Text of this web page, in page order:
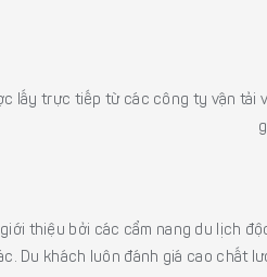
lấy trực tiếp từ các công ty vận tải
thiệu bởi các cẩm nang du lịch
Du khách luôn đánh giá cao chất